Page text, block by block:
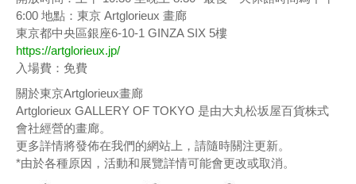
6:00 地點：東京 Artglorieux 畫廊
東京都中央區銀座6-10-1 GINZA SIX 5樓
https://artglorieux.jp/
入場費：免費
關於東京Artglorieux畫廊
Artglorieux GALLERY OF TOKYO 是由大丸松坂屋百貨株式
會社經營的畫廊。
更多詳情將發佈在我們的網站上，請隨時關注更新。
*由於各種原因，活動和展覽詳情可能會更改或取消。